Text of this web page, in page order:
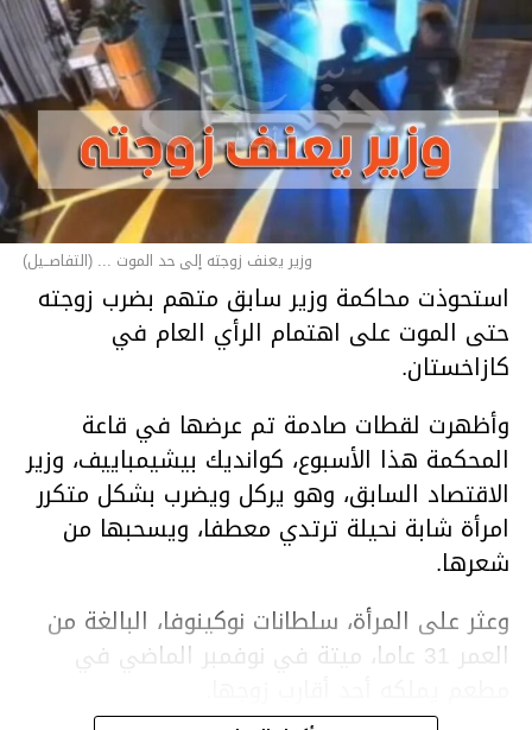
وزير يعنف زوجته إلى حد الموت ... (التفاصــيل)
استحوذت محاكمة وزير سابق متهم بضرب زوجته
حتى الموت على اهتمام الرأي العام في
كازاخستان.
وأظهرت لقطات صادمة تم عرضها في قاعة
المحكمة هذا الأسبوع، كوانديك بيشيمباييف، وزير
الاقتصاد السابق، وهو يركل ويضرب بشكل متكرر
امرأة شابة نحيلة ترتدي معطفا، ويسحبها من
شعرها.
وعثر على المرأة، سلطانات نوكينوفا، البالغة من
العمر 31 عاما، ميتة في نوفمبر الماضي في